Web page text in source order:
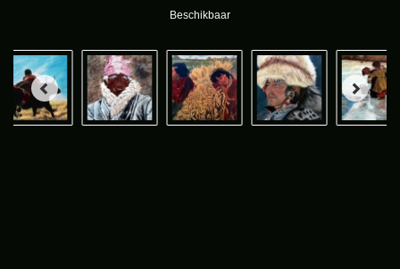
Beschikbaar